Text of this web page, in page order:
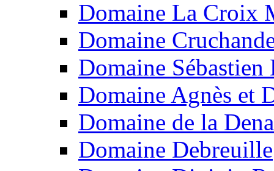
Domaine La Croix
Domaine
Domaine Sébastien
Domaine Agnès et
Domaine de la
Domaine Debreuille